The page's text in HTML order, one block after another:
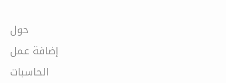
حول
إضافة عمل
الحاسبات